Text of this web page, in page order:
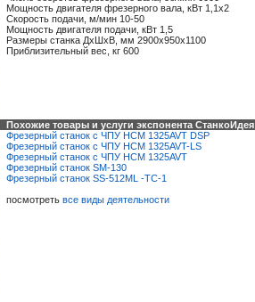
Мощность двигателя фрезерного вала, кВт 1,1х2
Скорость подачи, м/мин 10-50
Мощность двигателя подачи, кВт 1,5
Размеры станка ДхШхВ, мм 2900х950х1100
Приблизительный вес, кг 600
Похожие товары и услуги экспонента СтанкоИдея
Фрезерный станок с ЧПУ HCM 1325AVT DSP
Фрезерный станок с ЧПУ HCM 1325AVT-LS
Фрезерный станок с ЧПУ HCM 1325AVT
Фрезерный станок SM-130
Фрезерный станок SS-512ML -TC-1
посмотреть все виды деятельности